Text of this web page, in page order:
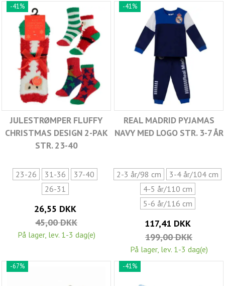
-41%
JULESTRØMPER FLUFFY
CHRISTMAS DESIGN 2-PAK
STR. 23-40
23-26 31-36
37-40
26-31
26,55 DKK
45,00 DKK
På lager, lev. 1-3 dag(e)
-41%
REAL MADRID PYJAMAS
NAVY MED LOGO STR. 3-7 ÅR
2-3 år/98 cm
3-4 år/104 cm
4-5 år/110 cm
5-6 år/116 cm
117,41 DKK
199,00 DKK
På lager, lev. 1-3 dag(e)
-67% -41%